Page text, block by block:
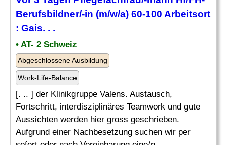
Berufsbildner/-in (m/w/a) 60-100 Arbeitsort
: Gais. . .
• AT- 2 Schweiz
Abgeschlossene Ausbildung
Work-Life-Balance
[. .. ] der Klinikgruppe Valens. Austausch,
Fortschritt, interdisziplinäres Teamwork und gute
Aussichten werden hier gross geschrieben.
Aufgrund einer Nachbesetzung suchen wir per